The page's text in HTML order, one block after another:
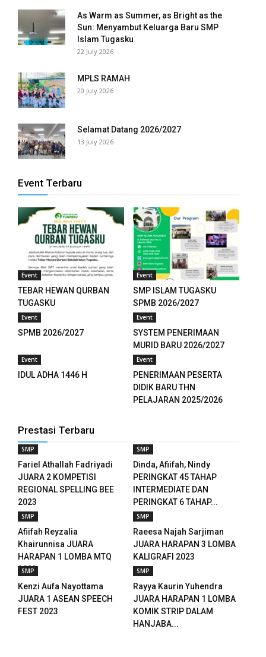
As Warm as Summer, as Bright as the
Sun: Menyambut Keluarga Baru SMP
Islam Tugasku
22 July 2026
MPLS RAMAH
20 July 2026
Selamat Datang 2026/2027
13 July 2026
Event Terbaru
Event
TEBAR HEWAN QURBAN
TUGASKU
Event
SMP ISLAM TUGASKU
SPMB 2026/2027
Event
SPMB 2026/2027
Event
SYSTEM PENERIMAAN
MURID BARU 2026/2027
Event
IDUL ADHA 1446 H
Event
PENERIMAAN PESERTA
DIDIK BARU THN
PELAJARAN 2025/2026
Prestasi Terbaru
SMP
Fariel Athallah Fadriyadi
JUARA 2 KOMPETISI
REGIONAL SPELLING BEE
2023
SMP
Dinda, Afiifah, Nindy
PERINGKAT 45 TAHAP
INTERMEDIATE DAN
PERINGKAT 6 TAHAP...
SMP
Afiifah Reyzalia
Khairunnisa JUARA
HARAPAN 1 LOMBA MTQ
2023
SMP
Raeesa Najah Sarjiman
JUARA HARAPAN 3 LOMBA
KALIGRAFI 2023
SMP
Kenzi Aufa Nayottama
JUARA 1 ASEAN SPEECH
FEST 2023
SMP
Rayya Kaurin Yuhendra
JUARA HARAPAN 1 LOMBA
KOMIK STRIP DALAM
HANJABA...